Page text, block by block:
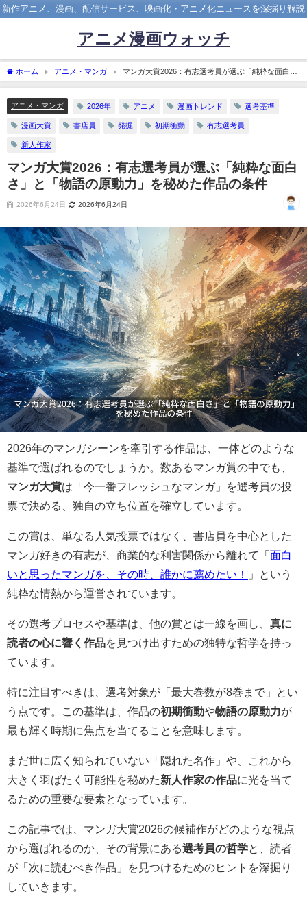
新作アニメ、漫画、配信サービス、映画化・アニメ化ニュースを深掘り解説
アニメ漫画ウォッチ
ホーム アニメ・マンガ
マンガ大賞2026：有志選考員が選ぶ「純粋な面白
さ」と「物語の原動力」を秘めた作品の条件
アニメ・マンガ 2026年 アニメ 漫画トレンド 選考基準
漫画大賞 書店員 発掘 初期衝動 有志選考員
新人作家
マンガ大賞2026：有志選考員が選ぶ「純粋な面白
さ」と「物語の原動力」を秘めた作品の条件
2026年6月24日 2026年6月24日
2026年のマンガシーンを牽引する作品は、一体どのような
基準で選ばれるのでしょうか。数あるマンガ賞の中でも、
マンガ大賞は「今一番フレッシュなマンガ」を選考員の投
票で決める、独自の立ち位置を確立しています。
この賞は、単なる人気投票ではなく、書店員を中心とした
マンガ好きの有志が、商業的な利害関係から離れて「 面白
いと思ったマンガを、その時、誰かに薦めたい！
」という
純粋な情熱から運営されています。
その選考プロセスや基準は、他の賞とは一線を画し、 真に
読者の心に響く作品を見つけ出すための独特な哲学を持っ
ています。
特に注目すべきは、選考対象が「最大巻数が8巻まで」とい
う点です。この基準は、作品の初期衝動や物語の原動力が
最も輝く時期に焦点を当てることを意味します。
まだ世に広く知られていない「隠れた名作」や、これから
大きく羽ばたく可能性を秘めた新人作家の作品に光を当て
るための重要な要素となっています。
この記事では、マンガ大賞2026の候補作がどのような視点
から選ばれるのか、その背景にある選考員の哲学と、読者
が「次に読むべき作品」を見つけるためのヒントを深掘り
していきます。